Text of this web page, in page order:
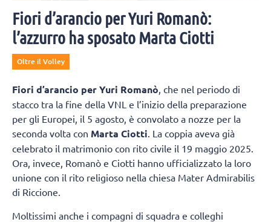
Fiori d’arancio per Yuri Romanò:
l’azzurro ha sposato Marta Ciotti
Oltre il Volley
Fiori d’arancio per Yuri Romanò, che nel periodo di
stacco tra la fine della VNL e l’inizio della preparazione
per gli Europei, il 5 agosto, è convolato a nozze per la
seconda volta con Marta Ciotti. La coppia aveva già
celebrato il matrimonio con rito civile il 19 maggio 2025.
Ora, invece, Romanò e Ciotti hanno ufficializzato la loro
unione con il rito religioso nella chiesa Mater Admirabilis
di Riccione.
Moltissimi anche i compagni di squadra e colleghi